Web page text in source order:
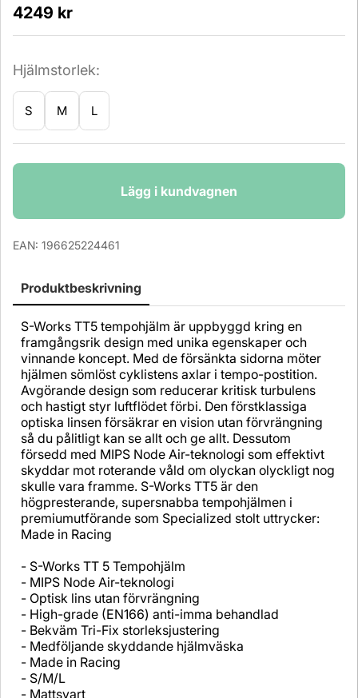
4249 kr
Hjälmstorlek:
S M L
Lägg i kundvagnen
EAN: 196625224461
Produktbeskrivning
S-Works TT5 tempohjälm är uppbyggd kring en
framgångsrik design med unika egenskaper och
vinnande koncept. Med de försänkta sidorna möter
hjälmen sömlöst cyklistens axlar i tempo-postition.
Avgörande design som reducerar kritisk turbulens
och hastigt styr luftflödet förbi. Den förstklassiga
optiska linsen försäkrar en vision utan förvrängning
så du pålitligt kan se allt och ge allt. Dessutom
försedd med MIPS Node Air-teknologi som effektivt
skyddar mot roterande våld om olyckan olyckligt nog
skulle vara framme. S-Works TT5 är den
högpresterande, supersnabba tempohjälmen i
premiumutförande som Specialized stolt uttrycker:
Made in Racing
- S-Works TT 5 Tempohjälm
- MIPS Node Air-teknologi
- Optisk lins utan förvrängning
- High-grade (EN166) anti-imma behandlad
- Bekväm Tri-Fix storleksjustering
- Medföljande skyddande hjälmväska
- Made in Racing
- S/M/L
- Mattsvart